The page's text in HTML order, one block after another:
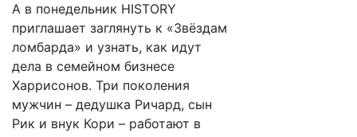
А в понедельник HISTORY
приглашает заглянуть к «Звёздам
ломбарда» и узнать, как идут
дела в семейном бизнесе
Харрисонов. Три поколения
мужчин – дедушка Ричард, сын
Рик и внук Кори – работают в